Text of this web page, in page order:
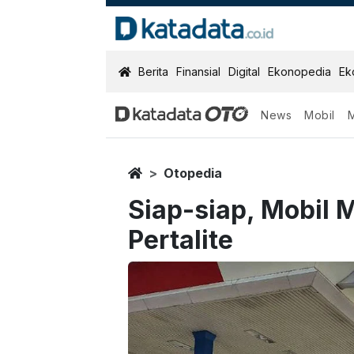
KatadataOTO
Berita Finansial Digital Ekonopedia
News Mobil
HomeOtopedia
Siap-siap, Mobil
Pertalite